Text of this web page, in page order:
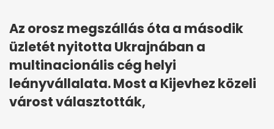
Az orosz megszállás óta a második
üzletét nyitotta Ukrajnában a
multinacionális cég helyi
leányvállalata. Most a Kijevhez közeli
várost választották,